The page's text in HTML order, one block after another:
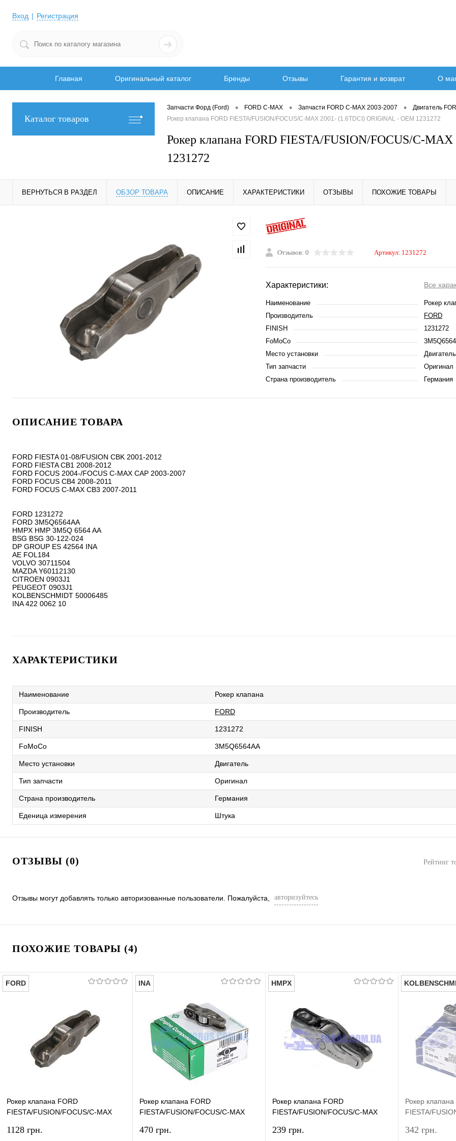
Вход Регистрация
Главная Оригинальный каталог Бренды Отзывы Гарантия и возврат О
Каталог товаров
Запчасти Форд (Ford) • FORD C-MAX • Запчасти FORD C-MAX 2003-2007 • Двигатель
Рокер клапана FORD FIESTA/FUSION/FOCUS/C-MAX 2001- (1.6TDCI) ORIGINAL - OEM 1231272
Рокер клапана FORD FIESTA/FUSION/FOCUS/C-
1231272
ВЕРНУТЬСЯ В РАЗДЕЛ ОБЗОР ТОВАРА ОПИСАНИЕ ХАРАКТЕРИСТИКИ ОТЗЫВЫ ПОХОЖИЕ ТОВАРЫ
Отзывов: 0 Артикул: 1231272
Характеристики: Все
Наименование
Рокер
Производитель
FORD
FINISH
1231272
FoMoCo
Место установки
Двигатель
Тип запчасти
Оригинал
Страна производитель
Германия
ОПИСАНИЕ ТОВАРА
FORD FIESTA 01-08/FUSION CBK 2001-2012
FORD FIESTA CB1 2008-2012
FORD FOCUS 2004-/FOCUS C-MAX CAP 2003-2007
FORD FOCUS CB4 2008-2011
FORD FOCUS C-MAX CB3 2007-2011
FORD 1231272
FORD 3M5Q6564AA
HMPX HMP 3M5Q 6564 AA
BSG BSG 30-122-024
DP GROUP ES 42564 INA
AE FOL184
VOLVO 30711504
MAZDA Y60112130
CITROEN 0903J1
PEUGEOT 0903J1
KOLBENSCHMIDT 50006485
ХАРАКТЕРИСТИКИ
Наименование Рокер клапана
Производитель FORD
FINISH 1231272
FoMoCo 3M5Q6564AA
Место установки Двигатель
Тип запчасти Оригинал
Страна производитель Германия
Еденица измерения Штука
ОТЗЫВЫ (0) Рейтинг
Отзывы могут добавлять только авторизованные пользователи. Пожалуйста, авторизуйтесь
ПОХОЖИЕ ТОВАРЫ (4)
FORD
Рокер клапана FORD
FIESTA/FUSION/FOCUS/C-MAX
1128 грн.
INA
Рокер клапана FORD
FIESTA/FUSION/FOCUS/C-MAX
470 грн.
HMPX
Рокер клапана FORD
FIESTA/FUSION/FOCUS/C-MAX
239 грн.
Рокер
FIESTA/
342 грн.